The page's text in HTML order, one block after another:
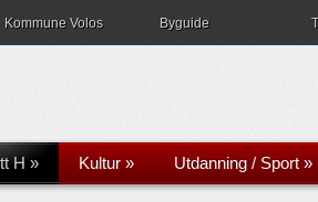
Kommune Volos Byguide
H » Kultur » Utdanning / Sport »